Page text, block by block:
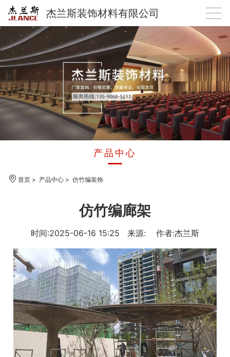
杰兰斯装饰材料有限公司
产品中心
首页 > 产品中心 > 仿竹编装饰
仿竹编廊架
时间:2025-06-16 15:25 来源: 作者:杰兰斯